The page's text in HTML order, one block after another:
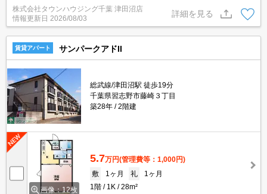
株式会社タウンハウジング千葉 津田沼店
情報更新日 2026/08/03
詳細を見る
賃貸アパート サンパークアドII
総武線/津田沼駅 徒歩19分
千葉県習志野市藤崎３丁目
築28年
2階建
画像：12枚
5.7万円(管理費等：1,000円)
敷
1ヶ月 礼
1ヶ月
1階
1K 28m²